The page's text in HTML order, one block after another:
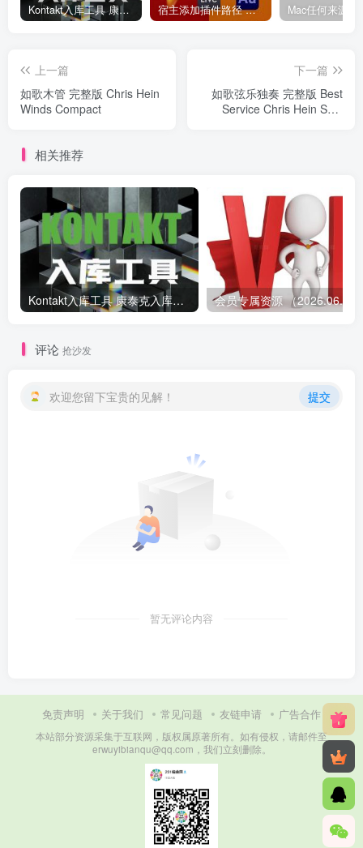
Kontakt入库工具 康泰克入库教程 宿主添加插件路径 插件路径设置 VSTPlugins路径
上一篇
如歌木管 完整版 Chris Hein
Winds Compact
下一篇
如歌弦乐独奏 完整版 Best
Service Chris Hein Solo
相关推荐
Kontakt入库工具 康泰克入库教程
评论 抢沙发
欢迎您留下宝贵的见解！ 提交
暂无评论内容
免责声明 关于我们 常见问题 友链申请 广告合作
本站部分资源采集于互联网，版权属原著所有。如有侵权，请邮件至
erwuyibianqu@qq.com，我们立刻删除。